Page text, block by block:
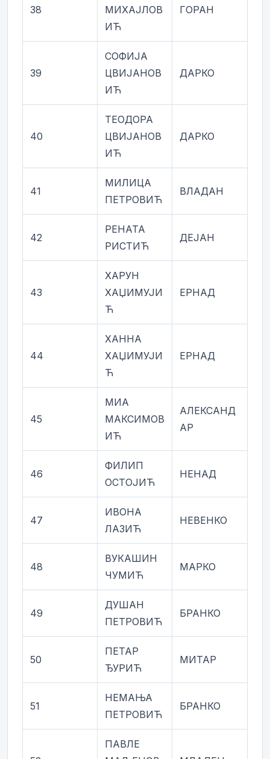
38
МИХАЈЛОВ
ИЋ
ГОРАН
39
СОФИЈА
ЦВИЈАНОВ
ИЋ
ДАРКО
40
ТЕОДОРА
ЦВИЈАНОВ
ИЋ
ДАРКО
41
МИЛИЦА
ПЕТРОВИЋ
ВЛАДАН
42
РЕНАТА
РИСТИЋ
ДЕЈАН
43
ХАРУН
ХАЏИМУЈИ
Ћ
ЕРНАД
44
ХАННА
ХАЏИМУЈИ
Ћ
ЕРНАД
45
МИА
МАКСИМОВ
ИЋ
АЛЕКСАНД
АР
46
ФИЛИП
ОСТОЈИЋ
НЕНАД
47
ИВОНА
ЛАЗИЋ
НЕВЕНКО
48
ВУКАШИН
ЧУМИЋ
МАРКО
49
ДУШАН
ПЕТРОВИЋ
БРАНКО
50
ПЕТАР
ЂУРИЋ
МИТАР
51
НЕМАЊА
ПЕТРОВИЋ
БРАНКО
ПАВЛЕ